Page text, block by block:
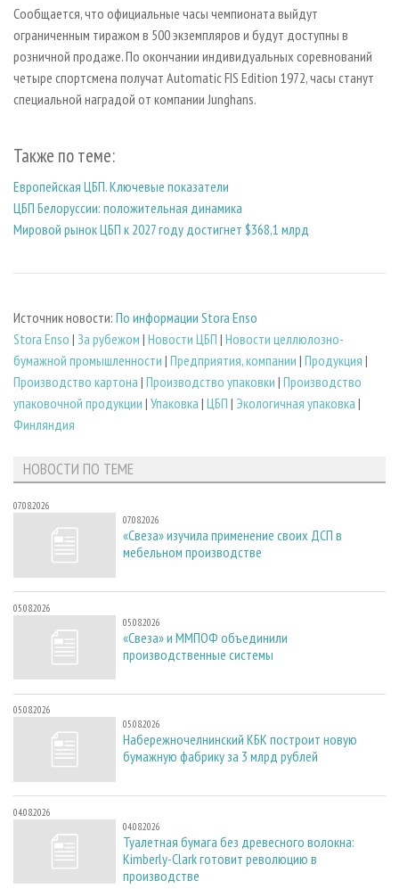
Сообщается, что официальные часы чемпионата выйдут
ограниченным тиражом в 500 экземпляров и будут доступны в
розничной продаже. По окончании индивидуальных соревнований
четыре спортсмена получат Automatic FIS Edition 1972, часы станут
специальной наградой от компании Junghans.
Также по теме:
Европейская ЦБП. Ключевые показатели
ЦБП Белоруссии: положительная динамика
Мировой рынок ЦБП к 2027 году достигнет $368,1 млрд
Источник новости: По информации Stora Enso
Stora Enso | За рубежом | Новости ЦБП | Новости целлюлозно-
бумажной промышленности | Предприятия, компании | Продукция |
Производство картона | Производство упаковки | Производство
упаковочной продукции | Упаковка | ЦБП | Экологичная упаковка |
Финляндия
НОВОСТИ ПО ТЕМЕ
07.08.2026
07.08.2026
«Свеза» изучила применение своих ДСП в
мебельном производстве
05.08.2026
05.08.2026
«Свеза» и ММПОФ объединили
производственные системы
05.08.2026
05.08.2026
Набережночелнинский КБК построит новую
бумажную фабрику за 3 млрд рублей
04.08.2026
04.08.2026
Туалетная бумага без древесного волокна:
Kimberly-Clark готовит революцию в
производстве